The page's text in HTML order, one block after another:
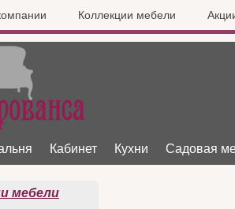
Коллекции мебели
Кабинет Кухни Садовая
мебели